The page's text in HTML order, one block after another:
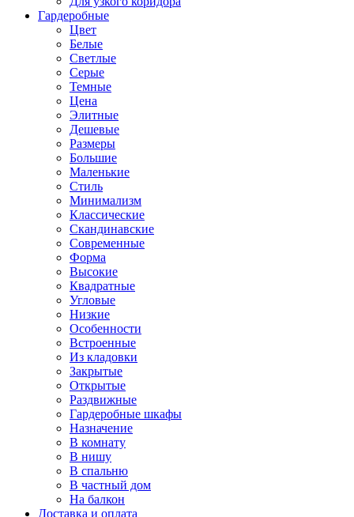
Гардеробные
Цвет
Белые
Светлые
Серые
Темные
Цена
Элитные
Дешевые
Размеры
Большие
Маленькие
Стиль
Минимализм
Классические
Скандинавские
Современные
Форма
Высокие
Квадратные
Угловые
Низкие
Особенности
Встроенные
Из кладовки
Закрытые
Открытые
Раздвижные
Гардеробные шкафы
Назначение
В комнату
В нишу
В спальню
В частный дом
На балкон
Доставка и оплата